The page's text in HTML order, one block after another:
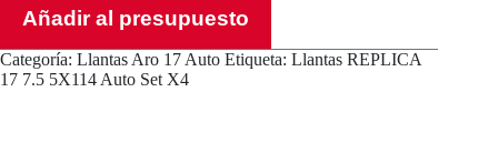
5X114
Auto
Set
X4
Añadir al presupuesto
Categoría: Llantas Aro 17 Auto Etiqueta: Llantas REPLICA
17 7.5 5X114 Auto Set X4